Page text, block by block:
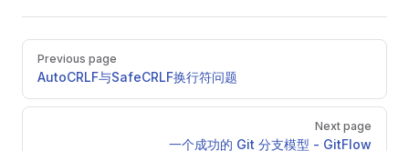
PagerPrevious page
AutoCRLF与SafeCRLF换行符问题
Next page
一个成功的 Git 分支模型 - GitFlow